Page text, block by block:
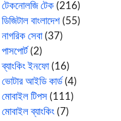
টেকনোলজি টেক (216)
ডিজিটাল বাংলাদেশ (55)
নাগরিক সেবা(37)
পাসপোর্ট (2)
ব্যাংকিং ইনফো(16)
ভোটার আইডি কার্ড (4)
মোবাইল টিপস (111)
মোবাইল ব্যাংকিং (7)